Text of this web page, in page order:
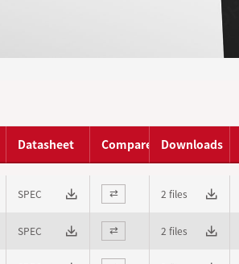
Datasheet Compare Downloads
SPEC ⇄ 2 files
SPEC ⇄ 2 files